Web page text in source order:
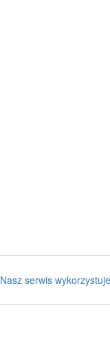
Nasz serwis